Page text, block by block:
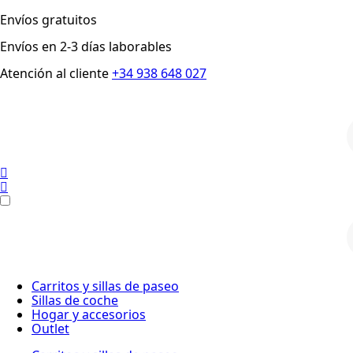
Envíos gratuitos
Envíos en 2-3 días laborables
Atención al cliente+34 938 648 027
Carritos y sillas de paseo
Sillas de coche
Hogar y accesorios
Outlet